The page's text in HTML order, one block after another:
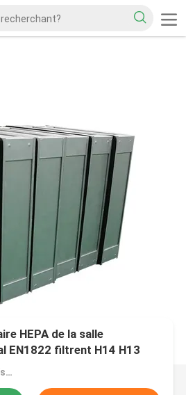
HEPA de la salle
EN1822 filtrent H14 H13
Prix：$45.00 - $90.00/sets